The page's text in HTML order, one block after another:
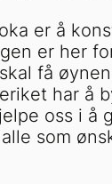
er å
er her
få
har å
oss i å
som